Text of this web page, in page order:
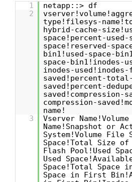
1
netapp::> df
2
type!filesys-
hybrid-cache-
space!percent-
space!reserved-
bin1!used-space-
space-bin1!inodes-
inodes-
saved!percent-total-
saved!percent-
saved!compression-
compression-
name!
3
Vserver
Name!Snapshot or
System!Volume File
Space!Total Size
Flash Pool!Used
Used
Space!Total Space
Space in First